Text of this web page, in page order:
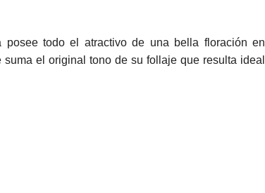
posee todo el atractivo de una bella floración en
el original tono de su follaje que resulta ideal